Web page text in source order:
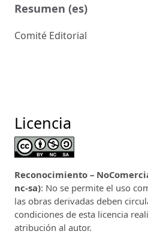
Resumen (es)
Comité Editorial
Licencia
Reconocimiento –
nc-sa): No se permite el uso
las obras derivadas deben
condiciones de esta licencia
atribución al autor.